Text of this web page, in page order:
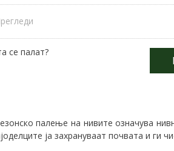
палење на нивите означува
ја захрануваат почвата и ги